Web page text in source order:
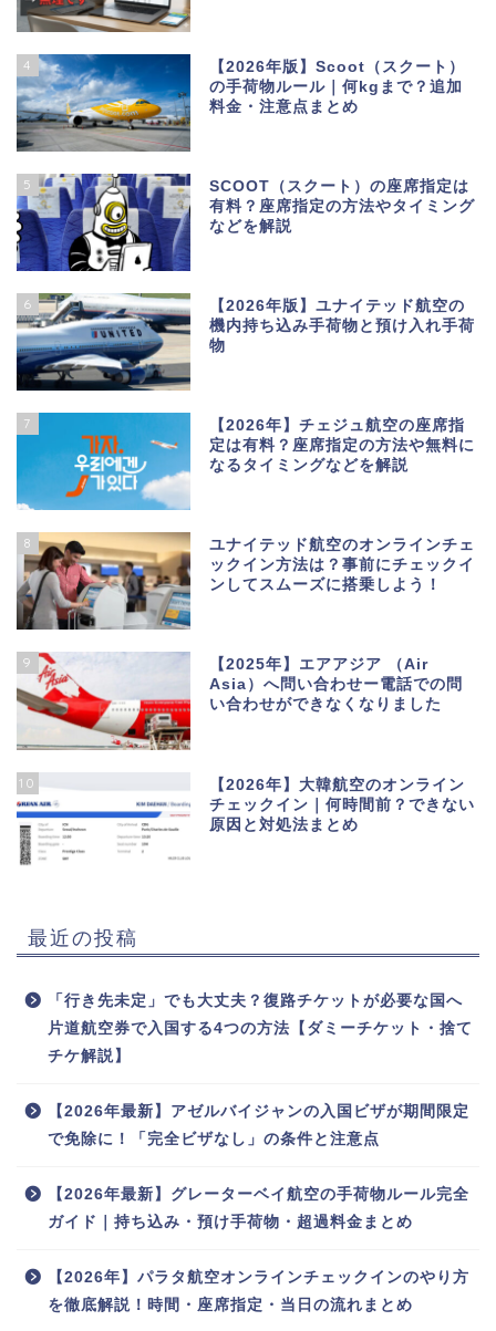
4
【2026年版】Scoot（スクート）
の手荷物ルール｜何kgまで？追加
料金・注意点まとめ
5
SCOOT（スクート）の座席指定は
有料？座席指定の方法やタイミング
などを解説
6
【2026年版】ユナイテッド航空の
機内持ち込み手荷物と預け入れ手荷
物
7
【2026年】チェジュ航空の座席指
定は有料？座席指定の方法や無料に
なるタイミングなどを解説
8
ユナイテッド航空のオンラインチェ
ックイン方法は？事前にチェックイ
ンしてスムーズに搭乗しよう！
9
【2025年】エアアジア （Air
Asia）へ問い合わせー電話での問
い合わせができなくなりました
10
【2026年】大韓航空のオンライン
チェックイン｜何時間前？できない
原因と対処法まとめ
最近の投稿
「行き先未定」でも大丈夫？復路チケットが必要な国へ
片道航空券で入国する4つの方法【ダミーチケット・捨て
チケ解説】
【2026年最新】アゼルバイジャンの入国ビザが期間限定
で免除に！「完全ビザなし」の条件と注意点
【2026年最新】グレーターベイ航空の手荷物ルール完全
ガイド｜持ち込み・預け手荷物・超過料金まとめ
【2026年】パラタ航空オンラインチェックインのやり方
を徹底解説！時間・座席指定・当日の流れまとめ